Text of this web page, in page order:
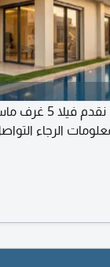
في شارع محمد
الرجاء